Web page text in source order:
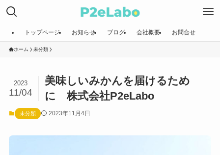
トップページ お知らせ ブログ 会社概要 お問合せ
ホーム 未分類
美味しいみかんを届けるため
に 株式会社P2eLabo
2023
11/04
未分類 2023年11月4日